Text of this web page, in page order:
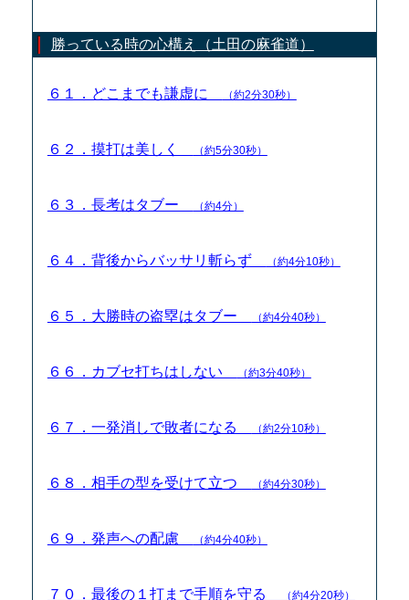
勝っている時の心構え（土田の麻雀道）
６１．どこまでも謙虚に （約2分30秒）
６２．摸打は美しく （約5分30秒）
６３．長考はタブー （約4分）
６４．背後からバッサリ斬らず （約4分10秒）
６５．大勝時の盗塁はタブー （約4分40秒）
６６．カブセ打ちはしない （約3分40秒）
６７．一発消しで敗者になる （約2分10秒）
６８．相手の型を受けて立つ （約4分30秒）
６９．発声への配慮 （約4分40秒）
７０．最後の１打まで手順を守る （約4分20秒）